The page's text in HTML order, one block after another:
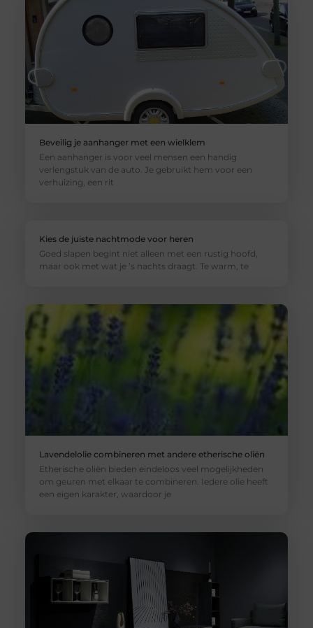
Beveilig je aanhanger met een wielklem
Een aanhanger is voor veel mensen een handig
verlengstuk van de auto. Je gebruikt hem voor een
verhuizing, een rit
Kies de juiste nachtmode voor heren
Goed slapen begint niet alleen met een rustig hoofd,
maar ook met wat je ’s nachts draagt. Te warm, te
Lavendelolie combineren met andere etherische oliën
Etherische oliën bieden eindeloos veel mogelijkheden
om geuren met elkaar te combineren. Iedere olie heeft
een eigen karakter, waardoor je